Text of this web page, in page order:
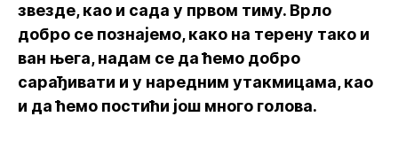
звезде, као и сада у првом тиму. Врло
добро се познајемо, како на терену тако и
ван њега, надам се да ћемо добро
сарађивати и у наредним утакмицама, као
и да ћемо постићи још много голова.